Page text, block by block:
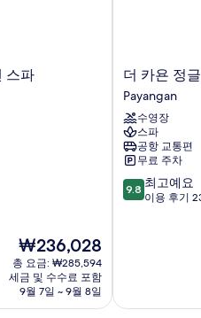
스파
현
재
요
금
₩236,028
₩236,028
총 요금: ₩285,594
세금 및 수수료 포함
9월 7일 ~ 9월 8일
더
카
욘
정
글
리
조
트
Payangan
더 카욘 정
Payangan
수영장
스파
공항 교통편
무료 주차
10
점
고
9.8 최고예요
이용 후기